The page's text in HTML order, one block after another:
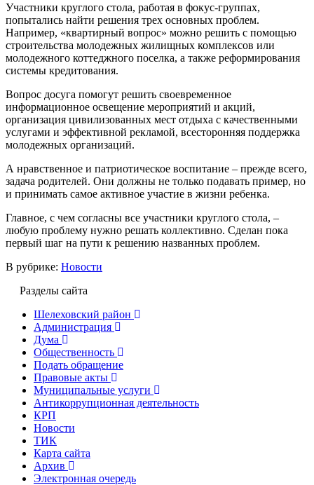
Участники круглого стола, работая в фокус-группах,
попытались найти решения трех основных проблем.
Например, «квартирный вопрос» можно решить с помощью
строительства молодежных жилищных комплексов или
молодежного коттеджного поселка, а также реформирования
системы кредитования.
Вопрос досуга помогут решить своевременное
информационное освещение мероприятий и акций,
организация цивилизованных мест отдыха с качественными
услугами и эффективной рекламой, всесторонняя поддержка
молодежных организаций.
А нравственное и патриотическое воспитание – прежде всего,
задача родителей. Они должны не только подавать пример, но
и принимать самое активное участие в жизни ребенка.
Главное, с чем согласны все участники круглого стола, –
любую проблему нужно решать коллективно. Сделан пока
первый шаг на пути к решению названных проблем.
В рубрике: Новости
Разделы сайта
Шелеховский район
Администрация
Дума
Общественность
Подать обращение
Правовые акты
Муниципальные услуги
Антикоррупционная деятельность
КРП
Новости
ТИК
Карта сайта
Архив
Электронная очередь